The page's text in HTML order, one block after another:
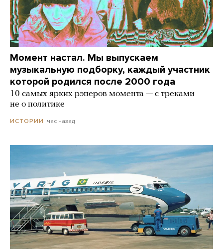
Момент настал. Мы выпускаем
музыкальную подборку, каждый участник
которой родился после 2000 года
10 самых ярких рэперов момента — с треками
не о политике
ИСТОРИИ час назад